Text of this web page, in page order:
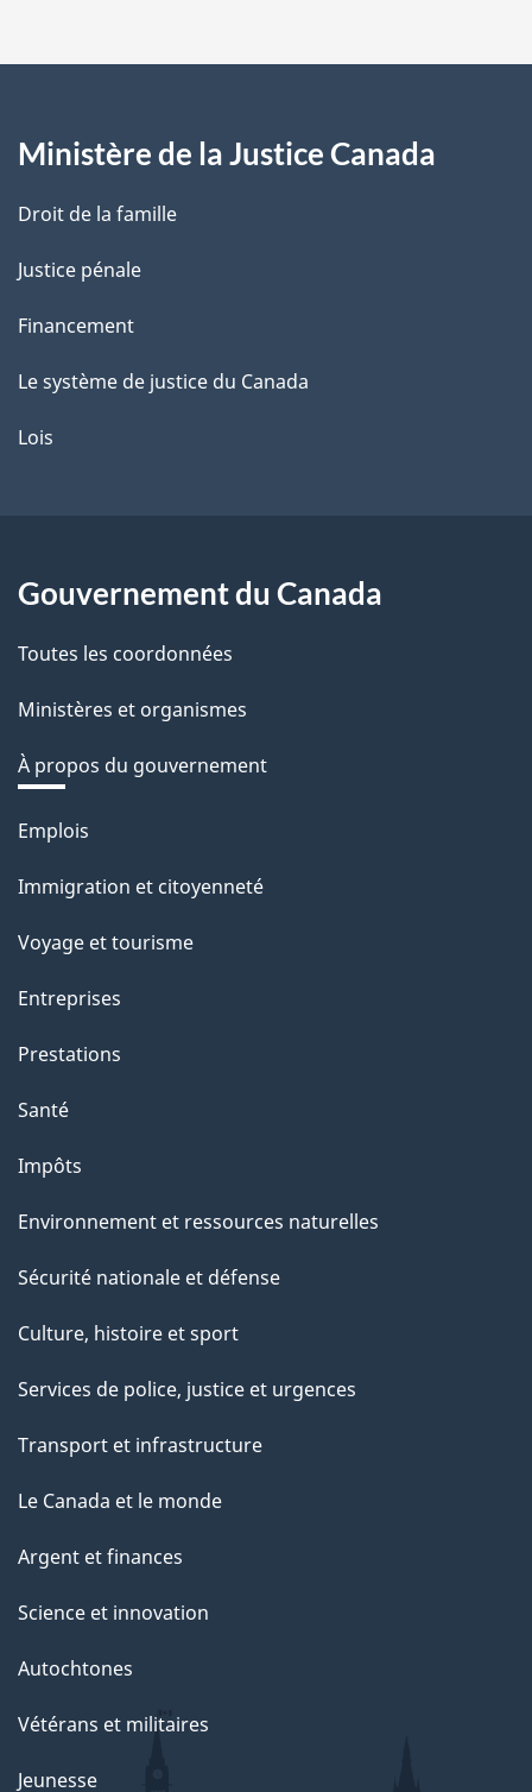
a
e
Ministère de la Justice Canada
Droit de la famille
Justice pénale
Financement
Le système de justice du Canada
Lois
Gouvernement du Canada
Toutes les coordonnées
Ministères et organismes
À propos du gouvernement
Thèmes
sujets
Emplois
Immigration et citoyenneté
Voyage et tourisme
Entreprises
Prestations
Santé
Impôts
Environnement et ressources naturelles
Sécurité nationale et défense
Culture, histoire et sport
Services de police, justice et urgences
Transport et infrastructure
Le Canada et le monde
Argent et finances
Science et innovation
Autochtones
Vétérans et militaires
Jeunesse